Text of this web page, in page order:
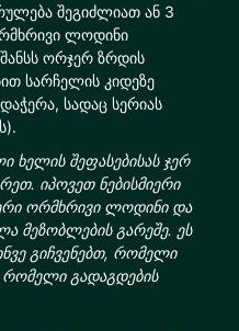
შეგიძლიათ ან 3
ლოდინი
ორჯერ ზრდის
სარჩელის კიდეზე
სადაც სერიას
ხელის შეფასებისას ჯერ
იპოვეთ ნებისმიერი
ორმხრივი ლოდინი და
მეზობლების გარეშე. ეს
გიჩვენებთ, რომელი
გადაგდების